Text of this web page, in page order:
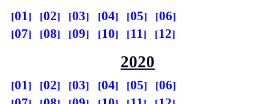
01 02 03 04 05
06
07
08 09 10 11 12
2020
01 02 03 04 05
06